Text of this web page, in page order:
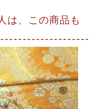
は、この商品も